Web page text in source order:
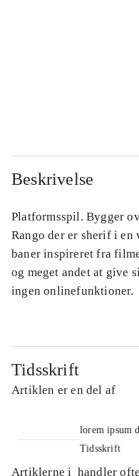
Beskrivelse
Platformsspil. Bygger
Rango der er sherif i
baner inspireret fra
og meget andet at give
ingen onlinefunktioner.
Tidsskrift
Artiklen er en del af
lorem ipsum
Tidsskrift
Artiklerne i handler